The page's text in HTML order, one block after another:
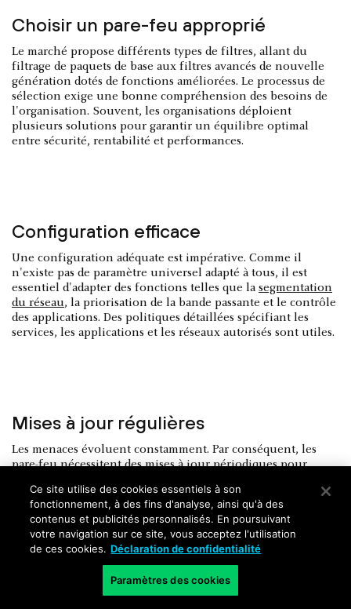
Choisir un pare-feu approprié
Le marché propose différents types de filtres, allant du
filtrage de paquets de base aux filtres avancés de nouvelle
génération dotés de fonctions améliorées. Le processus de
sélection exige une bonne compréhension des besoins de
l'organisation. Souvent, les organisations déploient
plusieurs solutions pour garantir un équilibre optimal
entre sécurité, rentabilité et performances.
Configuration efficace
Une configuration adéquate est impérative. Comme il
n'existe pas de paramètre universel adapté à tous, il est
essentiel d'adapter des fonctions telles que la segmentation
du réseau, la priorisation de la bande passante et le contrôle
des applications. Des politiques détaillées spécifiant les
services, les applications et les réseaux autorisés sont utiles.
Mises à jour régulières
Les menaces évoluent constamment. Par conséquent, les
pare-feu nécessitent des mises à jour périodiques pour
trafic hostile. Il est conseillé d'établir un calendrier
cohérent de révision et de mise à jour afin de garantir une
protection maximale. Avant de procéder à une mise à jour, il
est essentiel d'en évaluer les conséquences, telles que les
perturbations potentielles ou les problèmes de
Ce site utilise des cookies essentiels à son
fonctionnement, à des fins d'analyse, ainsi qu'à des
contenus et publicités personnalisés. En poursuivant
votre navigation sur ce site, vous acceptez l'utilisation
de ces cookies. Déclaration de confidentialité
Paramètres des cookies